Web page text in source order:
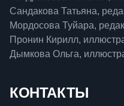
Сандакова Татьяна,
Мордосова Туйара,
Пронин Кирилл,
Дымкова Ольга,
КОНТАКТЫ